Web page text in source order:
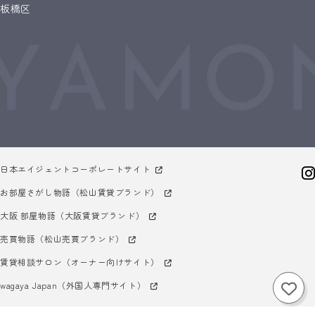
板橋区
日本エイジェントコーポレートサイト
お部屋さがし物語（松山賃貸ブランド）
大阪 部屋物語（大阪賃貸ブランド）
売買物語（松山売買ブランド）
賃貸相談サロン（オーナー向けサイト）
wagaya Japan（外国人専門サイト）